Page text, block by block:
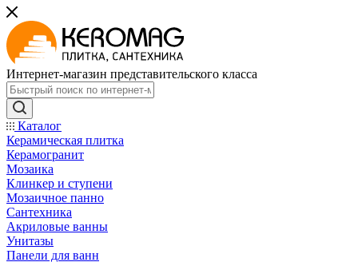
Интернет-магазин представительского класса
Каталог
Керамическая плитка
Керамогранит
Мозаика
Клинкер и ступени
Мозаичное панно
Сантехника
Акриловые ванны
Унитазы
Панели для ванн